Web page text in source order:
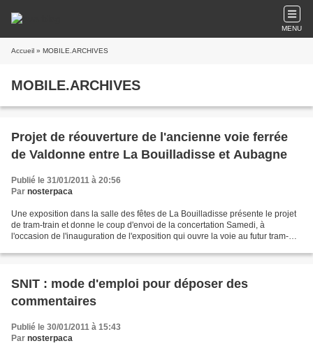
MENU
Accueil » MOBILE.ARCHIVES
MOBILE.ARCHIVES
Projet de réouverture de l'ancienne voie ferrée
de Valdonne entre La Bouilladisse et Aubagne
Publié le 31/01/2011 à 20:56
Par nosterpaca
Une exposition dans la salle des fêtes de La Bouilladisse présente le projet
de tram-train et donne le coup d'envoi de la concertation Samedi, à
l'occasion de l'inauguration de l'exposition qui ouvre la voie au futur tram-
SNIT : mode d'emploi pour déposer des
commentaires
Publié le 30/01/2011 à 15:43
Par nosterpaca